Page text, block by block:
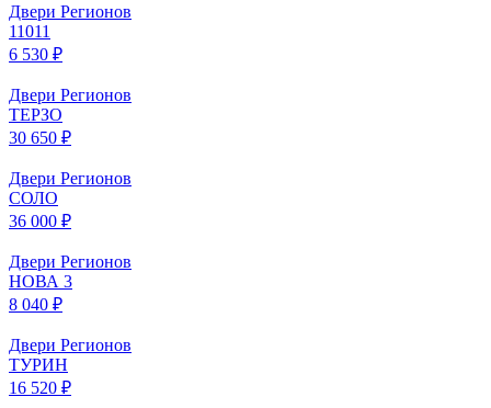
Двери Регионов
11011
6 530 ₽
Двери Регионов
ТЕРЗО
30 650 ₽
Двери Регионов
СОЛО
36 000 ₽
Двери Регионов
НОВА 3
8 040 ₽
Двери Регионов
ТУРИН
16 520 ₽